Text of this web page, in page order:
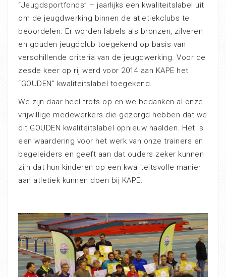
“Jeugdsportfonds” – jaarlijks een kwaliteitslabel uit
om de jeugdwerking binnen de atletiekclubs te
beoordelen. Er worden labels als bronzen, zilveren
en gouden jeugdclub toegekend op basis van
verschillende criteria van de jeugdwerking. Voor de
zesde keer op rij werd voor 2014 aan KAPE het
“GOUDEN” kwaliteitslabel toegekend.
We zijn daar heel trots op en we bedanken al onze
vrijwillige medewerkers die gezorgd hebben dat we
dit GOUDEN kwaliteitslabel opnieuw haalden. Het is
een waardering voor het werk van onze trainers en
begeleiders en geeft aan dat ouders zeker kunnen
zijn dat hun kinderen op een kwaliteitsvolle manier
aan atletiek kunnen doen bij KAPE.